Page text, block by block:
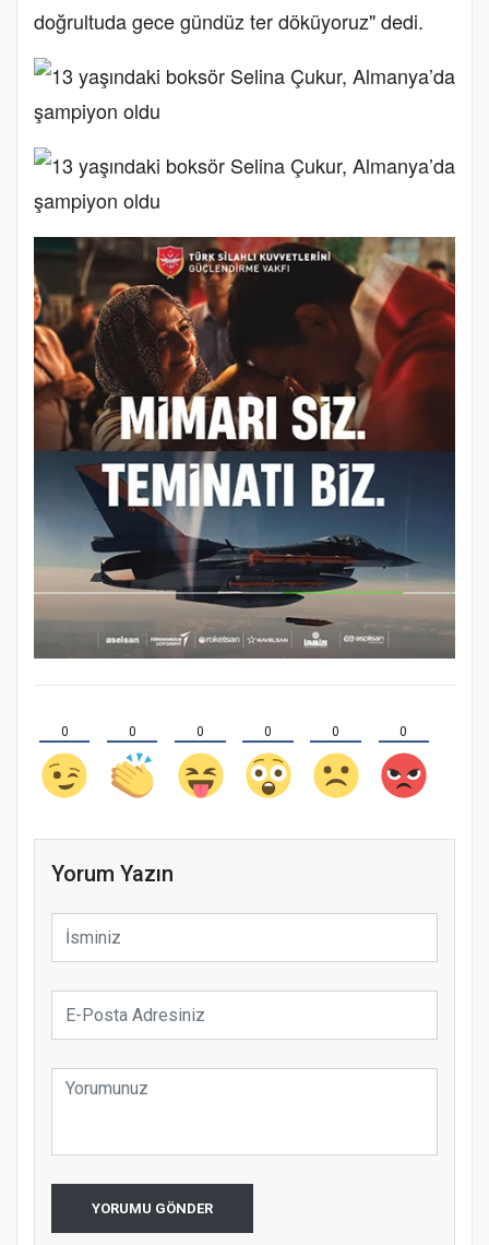
doğrultuda gece gündüz ter döküyoruz" dedi.
0 0 0 0 0 0
Yorum Yazın
YORUMU GÖNDER